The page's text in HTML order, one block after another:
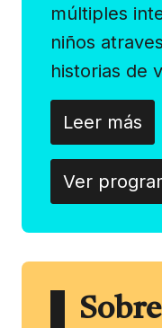
múltiples
niños
historias de
Leer más
Ver